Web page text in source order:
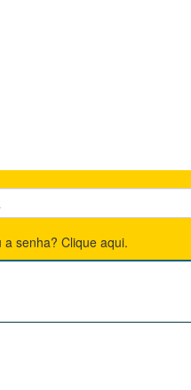
a senha? Clique aqui.